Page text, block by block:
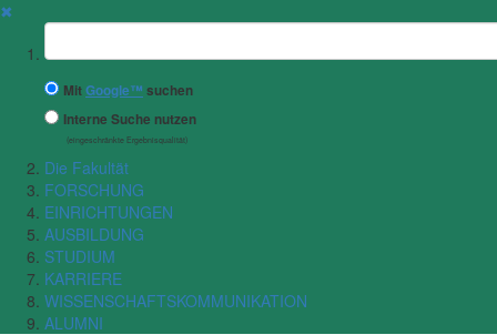
✖
Suchbegriff
MitGoogle™ suchen
Interne Suche nutzen
(eingeschränkte Ergebnisqualität)
Die Fakultät
FORSCHUNG
EINRICHTUNGEN
AUSBILDUNG
STUDIUM
KARRIERE
WISSENSCHAFTSKOMMUNIKATION
ALUMNI